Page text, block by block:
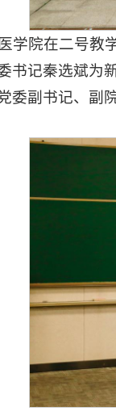
学院在二号教
书记秦选斌为
委副书记、副